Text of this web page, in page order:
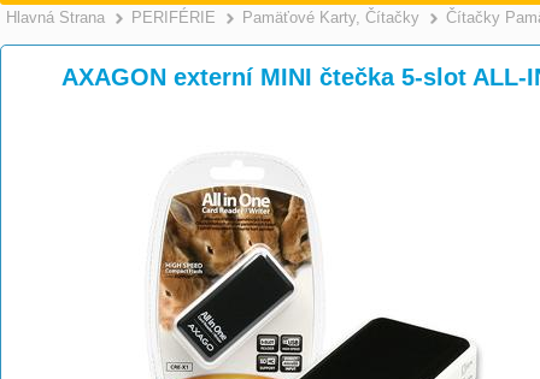
Hlavná Strana >
PERIFÉRIE >
Pamäťové Karty, Čítačky Čítačky
AXAGON externí MINI čtečka 5-slot ALL-